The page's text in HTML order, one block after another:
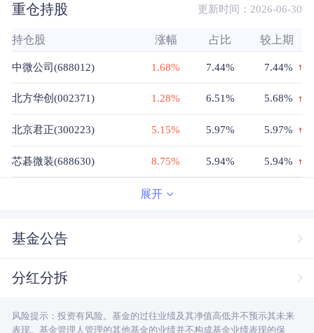
重仓持股 更新时间：2026-06-30
持仓股 涨幅 占比 较上期
中微公司(688012) 1.68% 7.44% 7.44%
北方华创(002371) 1.28% 6.51% 5.68%
北京君正(300223) 5.15% 5.97% 5.97%
芯碁微装(688630) 8.75% 5.94% 5.94%
2.72%
海光信息(688041)
中际旭创(300308) -3.68% 5.63% 3.7%
展开
基金公告
分红分拆
风险提示：投资有风险。基金的过往业绩及其净值高低并不预示其未来
表现。基金管理人管理的其他基金的业绩并不构成基金业绩表现的保